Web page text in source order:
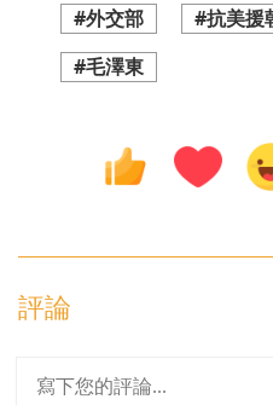
#外交部 #抗美援
#毛澤東
評論